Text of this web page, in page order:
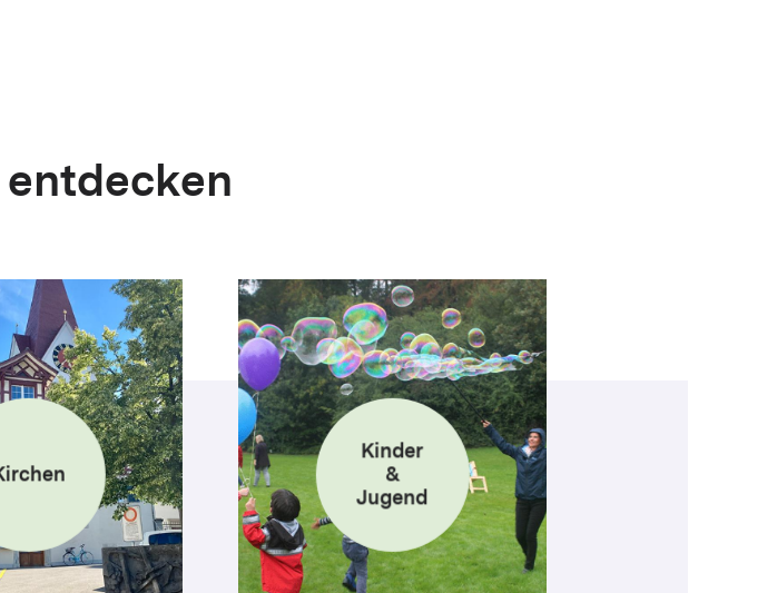
entdecken
Kinder
&
Jugend